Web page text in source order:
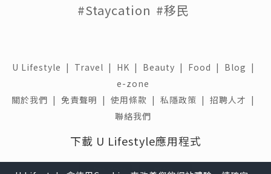
#Staycation #移民
U Lifestyle | Travel | HK | Beauty | Food | Blog |
e-zone
關於我們 | 免責聲明 | 使用條款 | 私隱政策 | 招聘人才 |
聯絡我們
下載 U Lifestyle應用程式